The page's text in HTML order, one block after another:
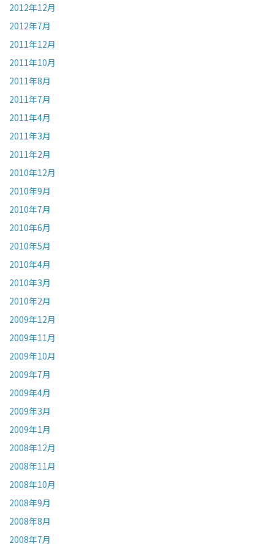
2012年12月
2012年7月
2011年12月
2011年10月
2011年8月
2011年7月
2011年4月
2011年3月
2011年2月
2010年12月
2010年9月
2010年7月
2010年6月
2010年5月
2010年4月
2010年3月
2010年2月
2009年12月
2009年11月
2009年10月
2009年7月
2009年4月
2009年3月
2009年1月
2008年12月
2008年11月
2008年10月
2008年9月
2008年8月
2008年7月